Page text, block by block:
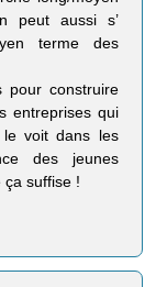
peut aussi s’
terme des
pour construire
entreprises qui
voit dans les
des jeunes
suffise !